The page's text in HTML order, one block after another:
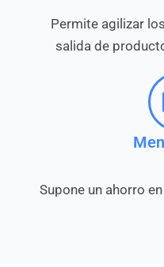
Permite agilizar
salida de
Supone un ahorro